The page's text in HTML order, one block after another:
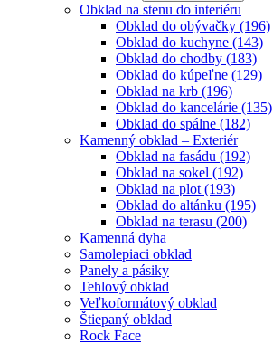
Obklad na stenu do interiéru
Obklad do obývačky (196)
Obklad do kuchyne (143)
Obklad do chodby (183)
Obklad do kúpeľne (129)
Obklad na krb (196)
Obklad do kancelárie (135)
Obklad do spálne (182)
Kamenný obklad – Exteriér
Obklad na fasádu (192)
Obklad na sokel (192)
Obklad na plot (193)
Obklad do altánku (195)
Obklad na terasu (200)
Kamenná dyha
Samolepiaci obklad
Panely a pásiky
Tehlový obklad
Veľkoformátový obklad
Štiepaný obklad
Rock Face